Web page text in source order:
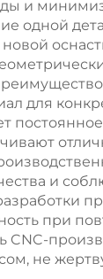
и
одной
для
и
при
не